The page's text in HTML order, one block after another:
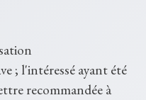
; l'intéressé ayant été
recommandée à